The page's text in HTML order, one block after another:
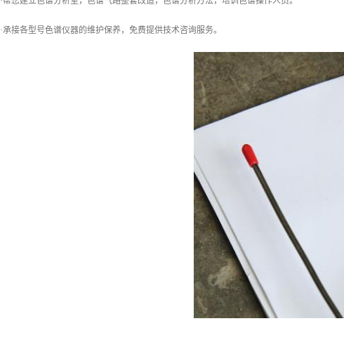
·承接各型号色谱仪器的维护保养，免费提供技术咨询服务。